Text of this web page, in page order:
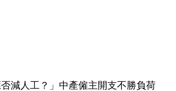
否減人工？」中產僱主開支不勝負荷